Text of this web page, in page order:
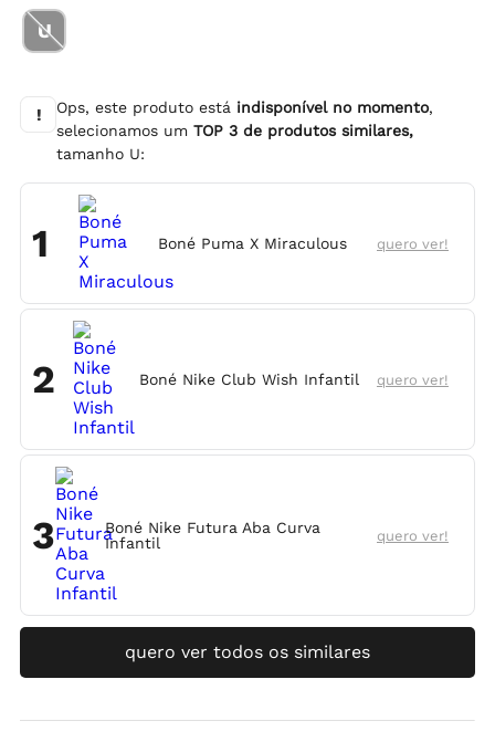
U
! Ops, este produto está indisponível no momento,
selecionamos um TOP 3de produtos similares,
tamanho U:
1 Boné Puma X Miraculous quero ver!
2 Boné Nike Club Wish Infantil quero ver!
3
Boné Nike Futura Aba Curva
Infantil
quero ver!
quero ver todos os similares